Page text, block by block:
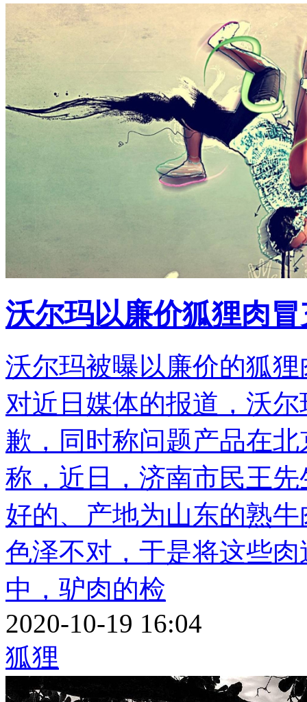
沃尔玛以廉价狐狸肉
沃尔玛被曝以廉价的狐
对近日媒体的报道，沃
歉，同时称问题产品在
称，近日，济南市民王
好的、产地为山东的熟
色泽不对，于是将这些
中，驴肉的检
2020-10-19 16:04
狐狸